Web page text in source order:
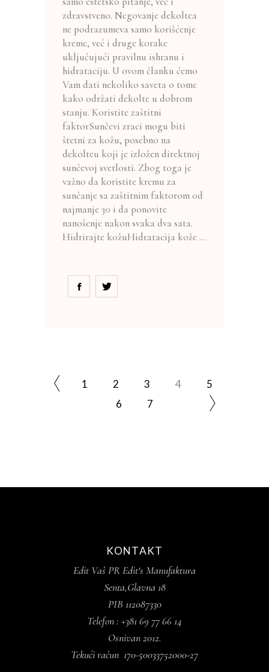
zdravstveno. Negovanje dekoltea
ne podrazumeva samo korišćenje
kreme, već i druge korake
uključujući pravilnu ishranu i
hidrataciju. U ovom članku ćemo
Vam dati nekoliko saveta o tome
kako održati dekolte u dobrom
stanju. Koristite zaštitni
faktorSunčevi zraci mogu biti
štetni za kožu, posebno na
dekolteu koji je izložen direktnoj
sunčevoj svetlosti. Zbog toga je
važno da koristite kremu za
sunčanje sa zaštitnim faktorom od
najmanje 30 i da ponovite
nanošenje nakon svaka dva sata.
Hidrirajte kožuHidratacija kože
1 2 3 4
5
6
7
KONTAKT
Edit Vaš PR Edit‘s Manufaktura
Senta,Glavna 18
PIB 112087330
Telefon : +381 69 77 66 14
Osnivan 2012.
Tekući račun 170-50033752000-27